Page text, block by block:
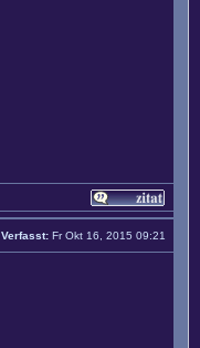
Verfasst: Fr Okt 16, 2015 09:21